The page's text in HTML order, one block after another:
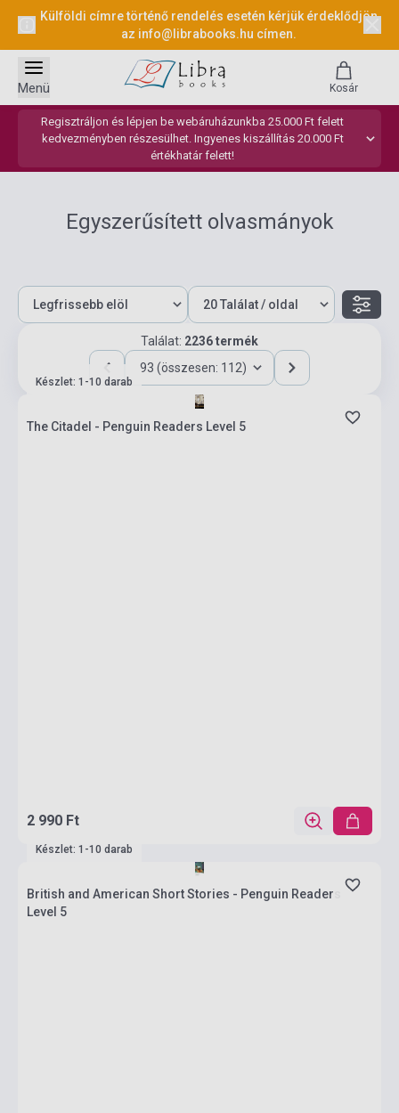
Külföldi címre történő rendelés esetén kérjük érdeklődjön
az info@librabooks.hu címen.
Regisztráljon és lépjen be webáruházunkba 25.000 Ft felett
kedvezményben részesülhet. Ingyenes kiszállítás 20.000 Ft
értékhatár felett!
Menü Kosár
Egyszerűsített olvasmányok
Találat: 2236 termék
93 (összesen: 112)
Készlet: 1-10 darab
The Citadel - Penguin Readers Level 5
2 990 Ft
Készlet: 1-10 darab
British and American Short Stories - Penguin Readers
Level 5